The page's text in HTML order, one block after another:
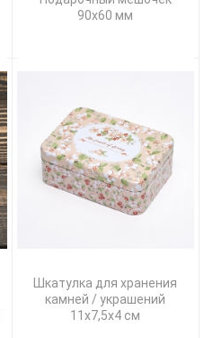
90х60 мм
Шкатулка для хранения
камней / украшений
11х7,5х4 см